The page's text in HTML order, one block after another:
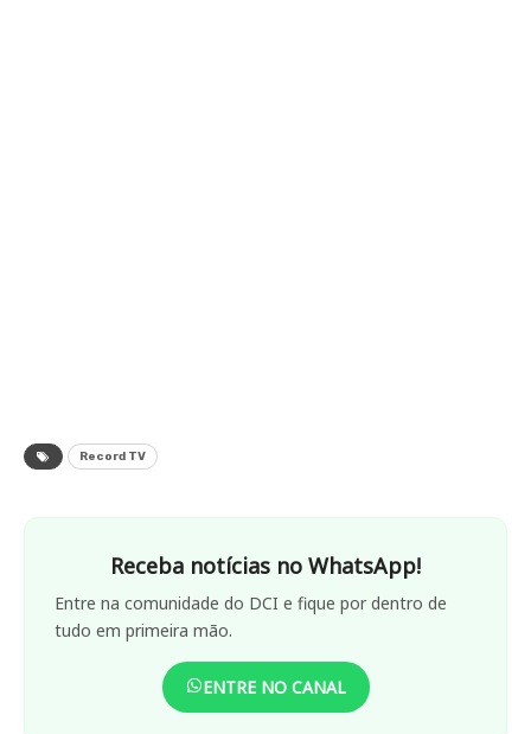
Record TV
Receba notícias no WhatsApp!
Entre na comunidade do DCI e fique por dentro de
tudo em primeira mão.
ENTRE NO CANAL